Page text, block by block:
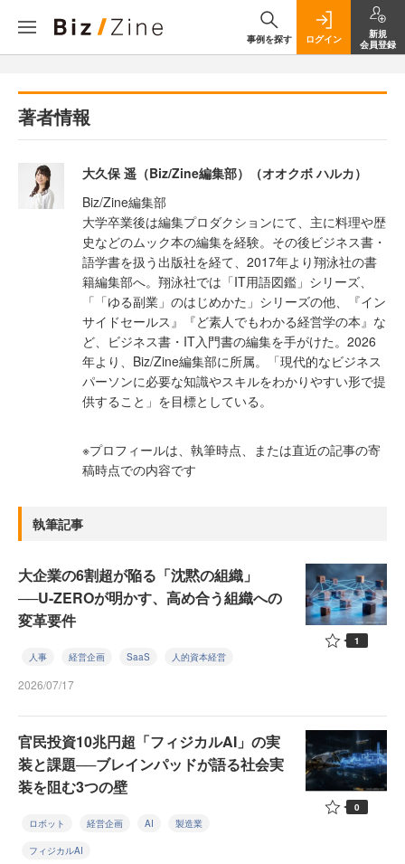
事例を探す ログイン
新規
会員登録
著者情報
大久保 遥（Biz/Zine編集部）（オオクボ ハルカ）
Biz/Zine編集部
大学卒業後は編集プロダクションにて、主に料理や歴
史などのムック本の編集を経験。その後ビジネス書・
語学書を扱う出版社を経て、2017年より翔泳社の書
籍編集部へ。翔泳社では「IT用語図鑑」シリーズ、
「「ゆる副業」のはじめかた」シリーズの他、『イン
サイドセールス』『ど素人でもわかる経営学の本』な
ど、ビジネス書・IT入門書の編集を手がけた。2026
年より、Biz/Zine編集部に所属。「現代的なビジネス
パーソンに必要な知識やスキルをわかりやすい形で提
供すること」を目標としている。
※プロフィールは、執筆時点、または直近の記事の寄
稿時点での内容です
執筆記事
大企業の6割超が陥る「沈黙の組織」
──U-ZEROが明かす、高め合う組織への
変革要件
人事 経営企画 SaaS 人的資本経営
2026/07/17
1
官民投資10兆円超「フィジカルAI」の実
装と課題──ブレインパッドが語る社会実
装を阻む3つの壁
ロボット 経営企画 AI 製造業
フィジカルAI
0